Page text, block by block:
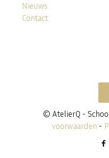
Nieuws
Contact
© AtelierQ -
voorwaarden -